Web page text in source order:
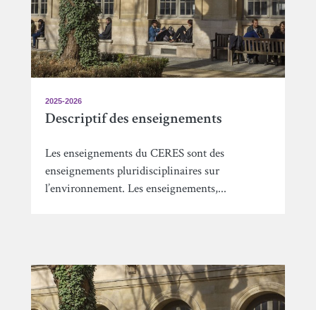
2025-2026
Descriptif des enseignements
Les enseignements du CERES sont des
enseignements pluridisciplinaires sur
l’environnement. Les enseignements,...